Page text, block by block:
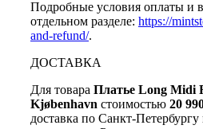
Подробные условия оплаты и
отдельном разделе: https://
and-refund/.
ДОСТАВКА
Для товара Платье Long Midi
Kjøbenhavn стоимостью 20
доставка по Санкт-